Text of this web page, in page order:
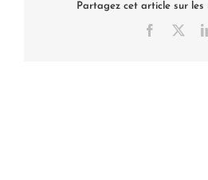
Partagez cet article sur les
Facebook